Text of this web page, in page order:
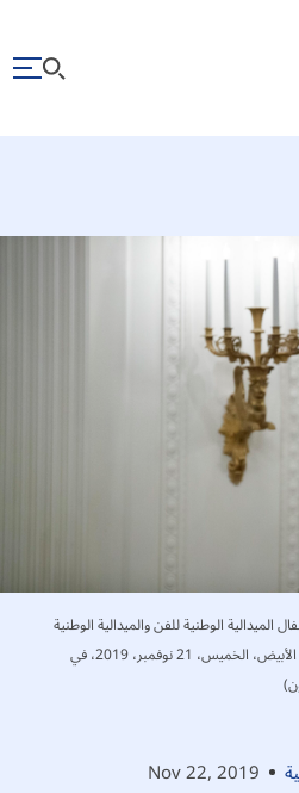
Nov 22, 2019
الوطنية للفن والميدالية الوطنية
للإنسانية في القسم الشرقي في البيت الأبيض، الخميس، 21 نوفمبر، 2019، في